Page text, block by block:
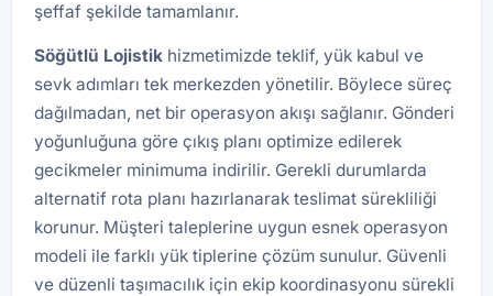
şeffaf şekilde tamamlanır.
Söğütlü Lojistik hizmetimizde teklif, yük kabul ve
sevk adımları tek merkezden yönetilir. Böylece süreç
dağılmadan, net bir operasyon akışı sağlanır. Gönderi
yoğunluğuna göre çıkış planı optimize edilerek
gecikmeler minimuma indirilir. Gerekli durumlarda
alternatif rota planı hazırlanarak teslimat sürekliliği
korunur. Müşteri taleplerine uygun esnek operasyon
modeli ile farklı yük tiplerine çözüm sunulur. Güvenli
ve düzenli taşımacılık için ekip koordinasyonu sürekli